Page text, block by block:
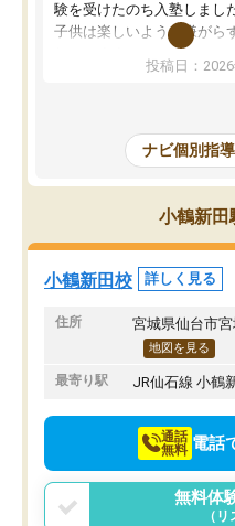
験を受けたのち入塾しまし
子供は楽しいようで嫌がら
先生は良い方が多く、いつ
教室は少し狭い印象なので
など生徒さんが多い時間帯
ないかな？と感じます。
また駅前にあるのでアクセ
すが駐車場がないのでお迎
隣のコインパーキングを利
上駐車をするしかない点が
投稿日：
ナビ個別指
小鶴新田
小鶴新田校 詳しく見る
住所 宮城県仙台市宮
地図を見る
最寄り駅 JR仙石線 小鶴
通話
無料 電話
無料体
（